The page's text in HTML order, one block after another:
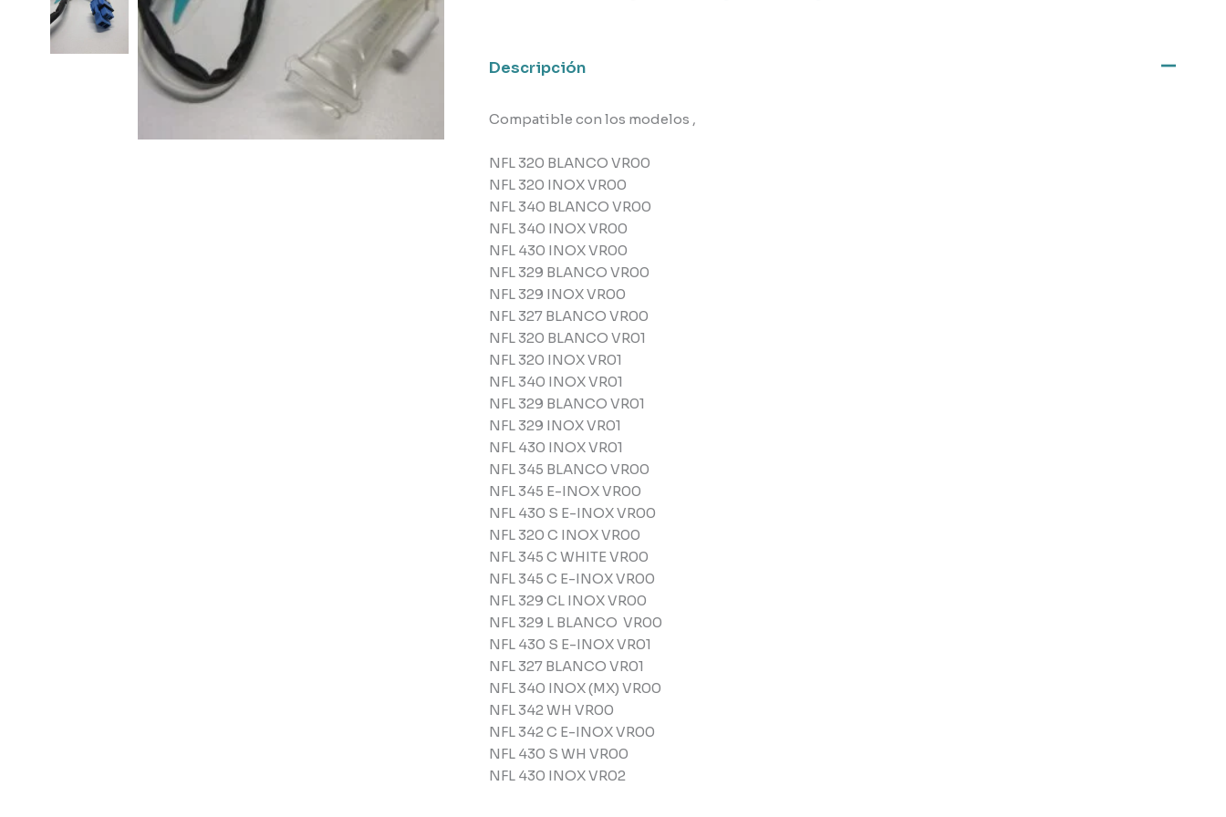
Descripción
Compatible con los modelos ,
NFL 320 BLANCO VR00
NFL 320 INOX VR00
NFL 340 BLANCO VR00
NFL 340 INOX VR00
NFL 430 INOX VR00
NFL 329 BLANCO VR00
NFL 329 INOX VR00
NFL 327 BLANCO VR00
NFL 320 BLANCO VR01
NFL 320 INOX VR01
NFL 340 INOX VR01
NFL 329 BLANCO VR01
NFL 329 INOX VR01
NFL 430 INOX VR01
NFL 345 BLANCO VR00
NFL 345 E-INOX VR00
NFL 430 S E-INOX VR00
NFL 320 C INOX VR00
NFL 345 C WHITE VR00
NFL 345 C E-INOX VR00
NFL 329 CL INOX VR00
NFL 329 L BLANCO VR00
NFL 430 S E-INOX VR01
NFL 327 BLANCO VR01
NFL 340 INOX (MX) VR00
NFL 342 WH VR00
NFL 342 C E-INOX VR00
NFL 430 S WH VR00
NFL 430 INOX VR02